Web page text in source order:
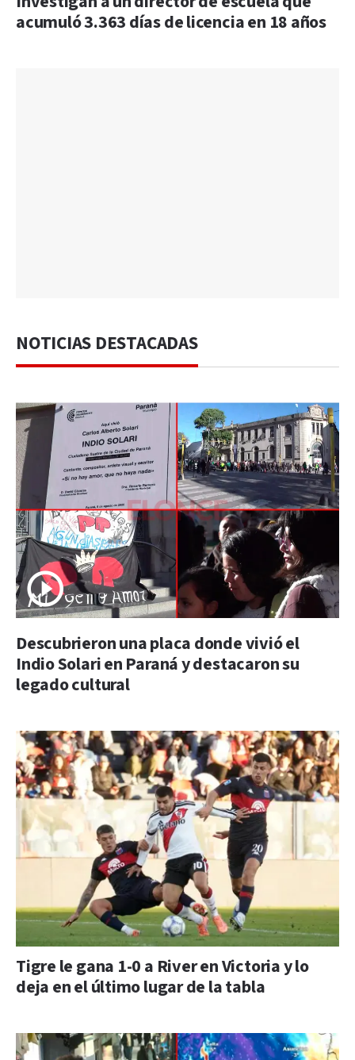
acumuló 3.363 días de licencia en 18 años
NOTICIAS DESTACADAS
Descubrieron una placa donde vivió el
Indio Solari en Paraná y destacaron su
legado cultural
Tigre le gana 1-0 a River en Victoria y lo
deja en el último lugar de la tabla